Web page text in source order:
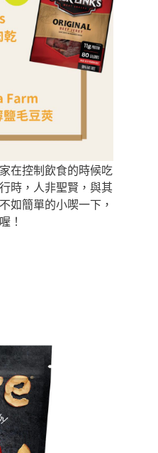
在控制飲食的時候吃
時，人非聖賢，與其
如簡單的小喫一下，
！